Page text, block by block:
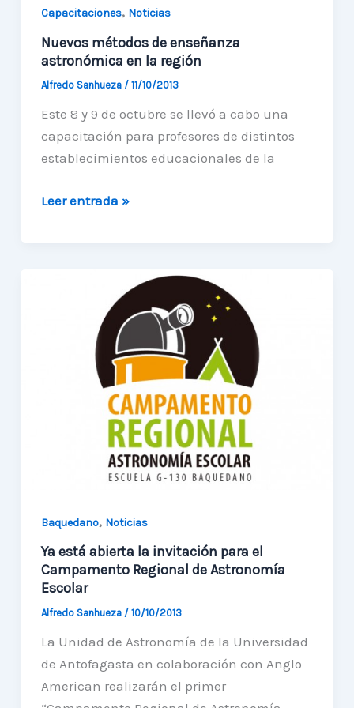
Capacitaciones, Noticias
Nuevos métodos de enseñanza
astronómica en la región
Alfredo Sanhueza / 11/10/2013
Este 8 y 9 de octubre se llevó a cabo una
capacitación para profesores de distintos
establecimientos educacionales de la
Nuevos
Leer entrada »
Baquedano, Noticias
Ya está abierta la invitación para el
Campamento Regional de Astronomía
Escolar
Alfredo Sanhueza / 10/10/2013
La Unidad de Astronomía de la Universidad
de Antofagasta en colaboración con Anglo
American realizarán el primer